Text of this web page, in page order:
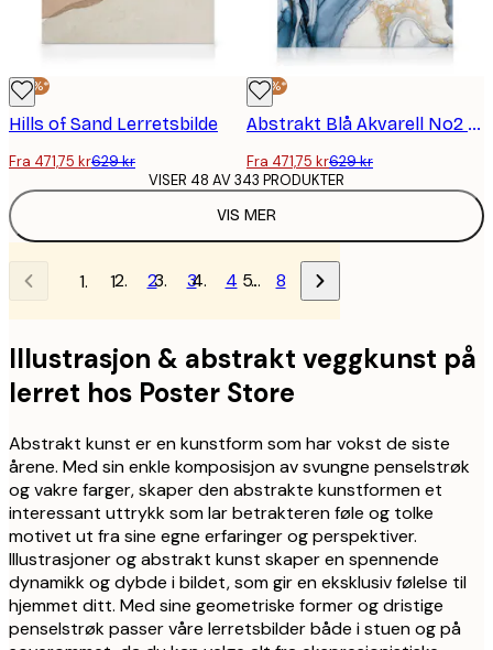
-25%*
Hills of Sand Lerretsbilde
Fra 471,75 kr629 kr
-25%*
Abstrakt Blå Akvarell No2 Lerretsbilde
Fra 471,75 kr629 kr
VIS MER
VISER 48 AV 343 PRODUKTER
1 2 3 4 … 8
Illustrasjon & abstrakt veggkunst på
lerret hos Poster Store
Abstrakt kunst er en kunstform som har vokst de siste
årene. Med sin enkle komposisjon av svungne penselstrøk
og vakre farger, skaper den abstrakte kunstformen et
interessant uttrykk som lar betrakteren føle og tolke
motivet ut fra sine egne erfaringer og perspektiver.
Illustrasjoner og abstrakt kunst skaper en spennende
dynamikk og dybde i bildet, som gir en eksklusiv følelse til
hjemmet ditt. Med sine geometriske former og dristige
penselstrøk passer våre lerretsbilder både i stuen og på